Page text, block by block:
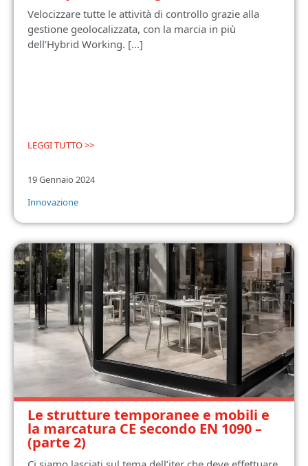
Velocizzare tutte le attività di controllo grazie alla
gestione geolocalizzata, con la marcia in più
dell’Hybrid Working. [...]
LEGGI TUTTO >>
19 Gennaio 2024
Innovazione
Le strutture temporanee e mobili e
la marcatura CE secondo EN 1090 –
(parte 2)